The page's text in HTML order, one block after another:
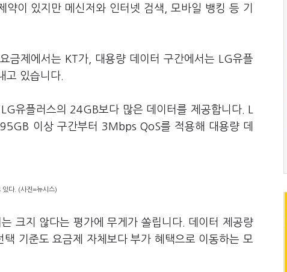
이 있지만 메신저와 인터넷 검색, 모바일 뱅킹 등 기
금제에서는 KT가, 대용량 데이터 구간에서는 LG유플
고 있습니다.
유플러스의 24GB보다 많은 데이터를 제공합니다. L
이상 구간부터 3Mbps QoS를 적용해 대용량 데
있다. (사진=뉴시스)
크지 않다는 평가에 무게가 쏠립니다. 데이터 제공량
기준도 요금제 자체보다 부가 혜택으로 이동하는 모